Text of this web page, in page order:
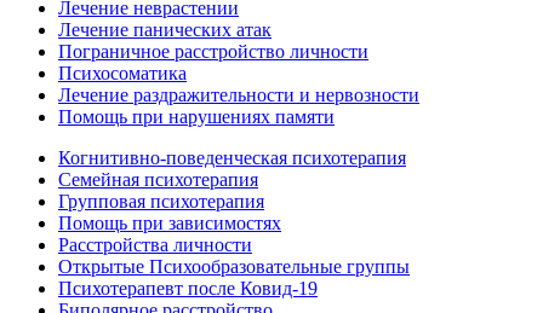
Лечение неврастении
Лечение панических атак
Пограничное расстройство личности
Психосоматика
Лечение раздражительности и нервозности
Помощь при нарушениях памяти
Когнитивно-поведенческая психотерапия
Семейная психотерапия
Групповая психотерапия
Помощь при зависимостях
Расстройства личности
Открытые Психообразовательные группы
Психотерапевт после Ковид-19